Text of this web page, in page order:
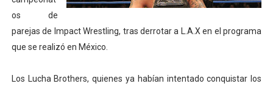
Athletes Unlimited Softball League 2026 - Las Utah
Mundial de piragüismo slalom 2026 (Oklahoma City,
os de
parejas de Impact Wrestling, tras derrotar a L.A.X en el programa
que se realizó en México.
Los Lucha Brothers, quienes ya habían intentado conquistar los